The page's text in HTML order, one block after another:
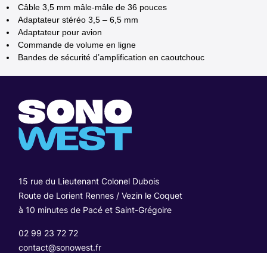
Câble 3,5 mm mâle-mâle de 36 pouces
Adaptateur stéréo 3,5 – 6,5 mm
Adaptateur pour avion
Commande de volume en ligne
Bandes de sécurité d’amplification en caoutchouc
15 rue du Lieutenant Colonel Dubois
Route de Lorient Rennes / Vezin le Coquet
à 10 minutes de Pacé et Saint-Grégoire
02 99 23 72 72
contact@sonowest.fr